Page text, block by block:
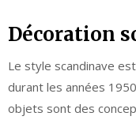
Décoration
Le style scandinave
durant les années
objets sont des